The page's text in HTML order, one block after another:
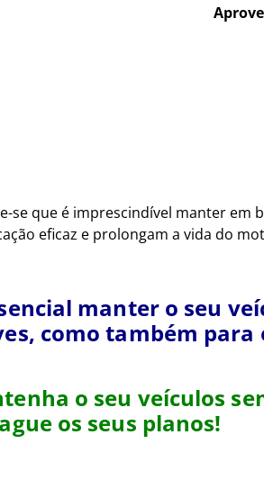
se que é imprescindível manter em
eficaz e prolongam a vida do
manter o seu
como também
o seu veículos
os seus planos!